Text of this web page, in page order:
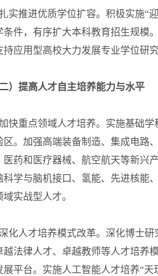
推进优质学位扩容。积极实施“
条件，有序扩大本科教育招生规模
持应用型高校大力发展专业学位研究
二）提高人才自主培养能力与水平
重点领域人才培养。实施基础学
区。加强高端装备制造、集成电路
医药和医疗器械、航空航天等新兴
科学与脑机接口、氢能、先进核能
域实战型人才。
人才培养模式改革。深化博士研
越法律人才、卓越教师等人才培养
展平台。实施人工智能人才培养“